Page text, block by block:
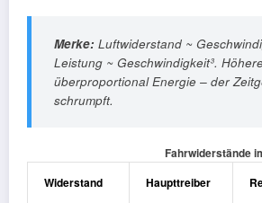
Merke: Luftwiderstand ~
Leistung ~ Geschwindigkeit³.
überproportional Energie – der
schrumpft.
Fahrwiderstände
Widerstand
Haupttreiber